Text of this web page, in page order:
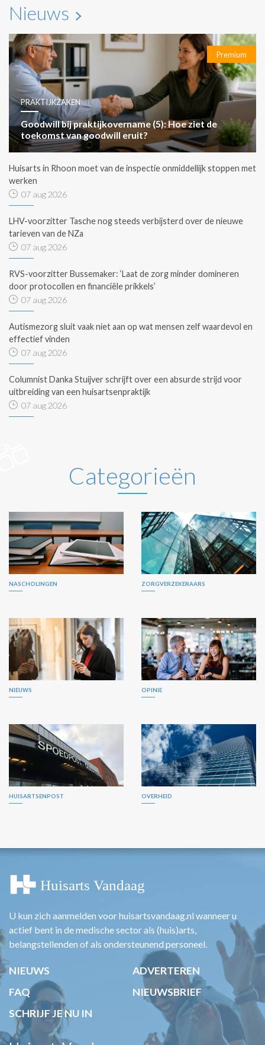
Nieuws
Premium
PRAKTIJKZAKEN
Goodwill bij praktijkovername (5): Hoe ziet de
toekomst van goodwill eruit?
Huisarts in Rhoon moet van de inspectie onmiddellijk stoppen met
werken
07 aug 2026
LHV-voorzitter Tasche nog steeds verbijsterd over de nieuwe
tarieven van de NZa
07 aug 2026
RVS-voorzitter Bussemaker: ‘Laat de zorg minder domineren
door protocollen en financiële prikkels’
07 aug 2026
Autismezorg sluit vaak niet aan op wat mensen zelf waardevol en
effectief vinden
07 aug 2026
Columnist Danka Stuijver schrijft over een absurde strijd voor
uitbreiding van een huisartsenpraktijk
07 aug 2026
Categorieën
NASCHOLINGEN ZORGVERZEKERAARS
NIEUWS OPINIE
HUISARTSENPOST OVERHEID
U kun zich aanmelden voor huisartsvandaag.nl wanneer u
actief bent in de medische sector als (huis)arts,
belangstellenden of als ondersteunend personeel.
NIEUWS
ADVERTEREN
FAQ
NIEUWSBRIEF
SCHRIJF JE NU IN